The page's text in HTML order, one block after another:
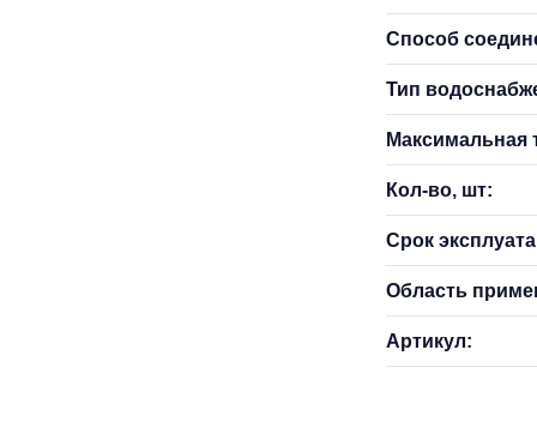
Способ
Тип
Максимальная
Кол-во, шт:
Срок
Область
Артикул: